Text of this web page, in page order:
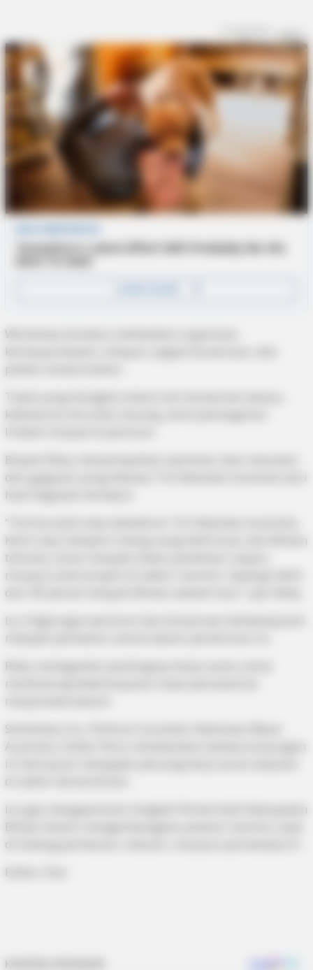
Workshop tersebut melibatkan organisasi
kemasyarakatan, nelayan, pegiat konservasi, dan
pelaku wisata bahari.
Topik yang diangkat antara lain konservasi penyu,
kelestarian terumbu karang, serta penanganan
Bupati Roby menyampaikan apresiasi atas masukan
dan gagasan yang dibawa Tim Kedubes Australia dari
“Terima kasih atas kehadiran Tim Kedubes Australia.
Kami siap menjalin sinergi yang lebih kuat, dan Bintan
terbuka untuk menjadi lokasi penelitian, kajian,
maupun pilot project di sektor maritim. Apalagi lebih
dari 90 persen wilayah Bintan adalah laut,” ujar Roby.
Isu lingkungan perairan dan konservasi berkelanjutan
menjadi perhatian utama dalam pertemuan ini.
Roby menegaskan pentingnya kerja sama untuk
mendukung keberlanjutan mata pencaharian
masyarakat pesisir.
Sementara itu, Political Counselor Kedutaan Besar
Australia, Esther Perry menekankan bahwa kunjungan
ini bertujuan menjajaki peluang kerja sama lanjutan
di sektor kemaritiman.
Ia juga mengapresiasi langkah Pemerintah Kabupaten
Bintan dalam mengembangkan potensi maritim, baik
di bidang perikanan, industri, maupun pariwisata.(*)
Editor: Don